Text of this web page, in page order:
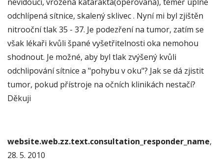
odchlípená sítnice, skalený sklivec . Nyní mi byl zjištěn
nitrooční tlak 35 - 37. Je podezření na tumor, zatím se
však lékaři kvůli špané vyšetřitelnosti oka nemohou
shodnout. Je možné, aby byl tlak zvýšený kvůli
odchlipování sítnice a "pohybu v oku"? Jak se dá zjistit
tumor, pokud přístroje na očních klinikách nestačí?
Děkuji
website.web.zz.text.consultation_responder_name,
28. 5. 2010